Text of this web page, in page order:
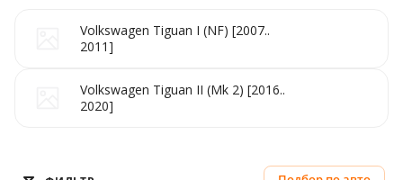
Volkswagen Tiguan I (NF) [2007..
2011]
Volkswagen Tiguan II (Mk 2) [2016..
2020]